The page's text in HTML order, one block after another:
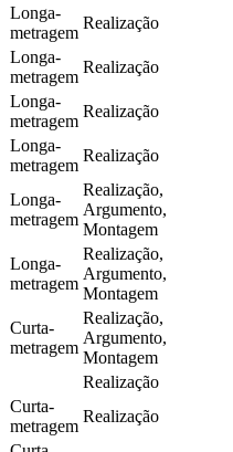
Longa-
metragem
Realização
Longa-
metragem
Realização
Longa-
metragem
Realização
Longa-
metragem
Realização
Longa-
metragem
Realização,
Argumento,
Montagem
Longa-
metragem
Realização,
Argumento,
Montagem
Curta-
metragem
Realização,
Argumento,
Montagem
Realização
Curta-
metragem
Realização